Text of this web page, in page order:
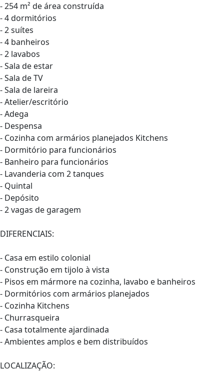
- 254 m² de área construída
- 4 dormitórios
- 2 suítes
- 4 banheiros
- 2 lavabos
- Sala de estar
- Sala de TV
- Sala de lareira
- Atelier/escritório
- Adega
- Despensa
- Cozinha com armários planejados Kitchens
- Dormitório para funcionários
- Banheiro para funcionários
- Lavanderia com 2 tanques
- Quintal
- Depósito
- 2 vagas de garagem
DIFERENCIAIS:
- Casa em estilo colonial
- Construção em tijolo à vista
- Pisos em mármore na cozinha, lavabo e banheiros
- Dormitórios com armários planejados
- Cozinha Kitchens
- Churrasqueira
- Casa totalmente ajardinada
- Ambientes amplos e bem distribuídos
LOCALIZAÇÃO: